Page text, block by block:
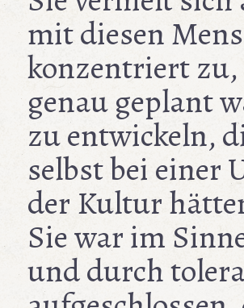
mit diesen
konzentriert
genau geplant
zu entwickeln,
selbst bei einer
der Kultur
Sie war im
und durch